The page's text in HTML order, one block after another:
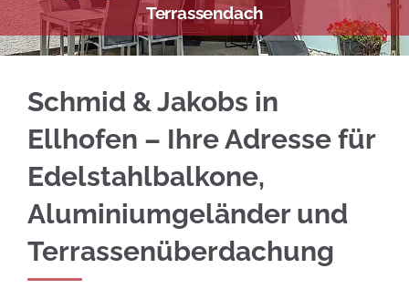
Terrassendach
Schmid & Jakobs in
Ellhofen – Ihre Adresse für
Edelstahlbalkone,
Aluminiumgeländer und
Terrassenüberdachung